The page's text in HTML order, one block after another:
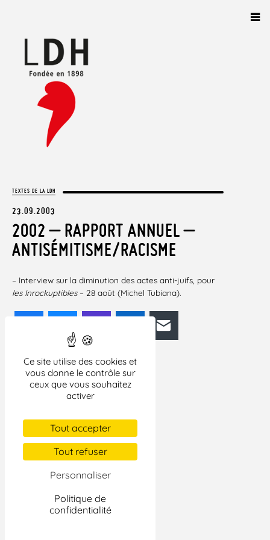
Ce site utilise des cookies et
vous donne le contrôle sur
ceux que vous souhaitez
activer
Tout accepter
Tout refuser
Personnaliser
Politique de
confidentialité
TEXTES DE LA LDH
23.09.2003
2002 – RAPPORT ANNUEL –
ANTISÉMITISME/RACISME
– Interview sur la diminution des actes anti-juifs, pour
les Inrockuptibles– 28 août (Michel Tubiana).
MastodonLinkedIn